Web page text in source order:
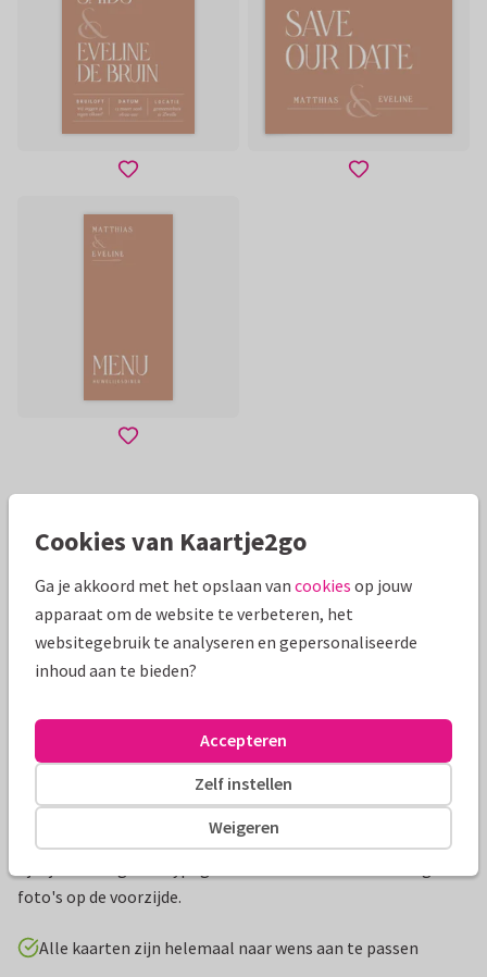
Productinformatie
Een minimalistische trouw-bedanktkaart met subtiele
foto's op de voorzijde.
Alle kaarten zijn helemaal naar wens aan te passen
Cookies van Kaartje2go
Ga je akkoord met het opslaan van cookies op jouw
apparaat om de website te verbeteren, het
websitegebruik te analyseren en gepersonaliseerde
inhoud aan te bieden?
Weigeren
Zelf instellen
Accepteren